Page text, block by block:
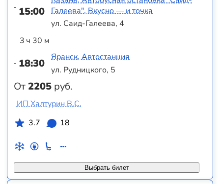
15:00
3 ч 30 м
18:30
От2205 руб.
Галеева", Вкусно — и точка
ул. Саид-Галеева, 4
Яранск, Автостанция
ул. Рудницкого, 5
Выбрать билет
ИП Халтурин В.С.
3.7
18